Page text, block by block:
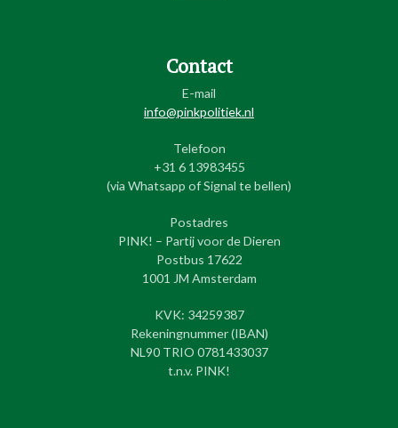
Contact
E-mail
info@pinkpolitiek.nl
Telefoon
+31 6 13983455
(via Whatsapp of Signal te bellen)
Postadres
PINK! – Partij voor de Dieren
Postbus 17622
1001 JM Amsterdam
KVK: 34259387
Rekeningnummer (IBAN)
NL90 TRIO 0781433037
t.n.v. PINK!